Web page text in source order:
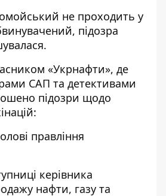
не проходить у
підозра
«Укрнафти», де
САП та детективами
підозри щодо
правління
керівника
нафти, газу та